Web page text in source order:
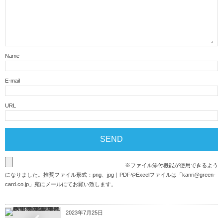
Name
E-mail
URL
※ファイル添付機能が使用できるよう
になりました。推奨ファイル形式：png、jpg｜PDFやExcelファイルは「kanri@green-
card.co.jp 」宛にメールにてお願い致します。
2023年7月25日